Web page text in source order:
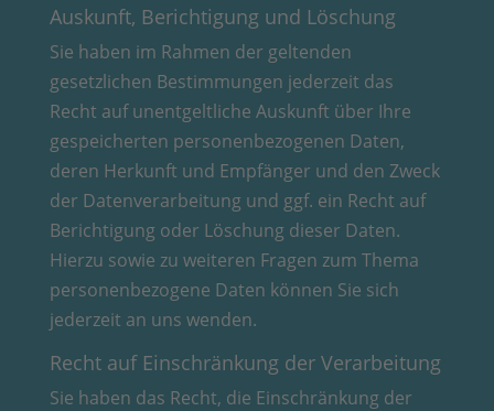
Auskunft, Berichtigung und Löschung
Sie haben im Rahmen der geltenden
gesetzlichen Bestimmungen jederzeit das
Recht auf unentgeltliche Auskunft über Ihre
gespeicherten personenbezogenen Daten,
deren Herkunft und Empfänger und den Zweck
der Datenverarbeitung und ggf. ein Recht auf
Berichtigung oder Löschung dieser Daten.
Hierzu sowie zu weiteren Fragen zum Thema
personenbezogene Daten können Sie sich
jederzeit an uns wenden.
Recht auf Einschränkung der Verarbeitung
Sie haben das Recht, die Einschränkung der